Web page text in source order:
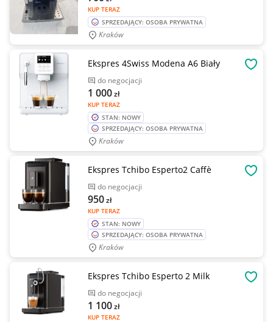
KUP TERAZ
SPRZEDAJĄCY: OSOBA PRYWATNA
Kraków
Ekspres 4Swiss Modena A6 Biały
do negocjacji
KUP TERAZ
1 000zł
STAN: NOWY
SPRZEDAJĄCY: OSOBA PRYWATNA
Kraków
Ekspres Tchibo Esperto2 Caffè
do negocjacji
KUP TERAZ
950zł
STAN: NOWY
SPRZEDAJĄCY: OSOBA PRYWATNA
Kraków
Ekspres Tchibo Esperto 2 Milk
do negocjacji
KUP TERAZ
1 100zł